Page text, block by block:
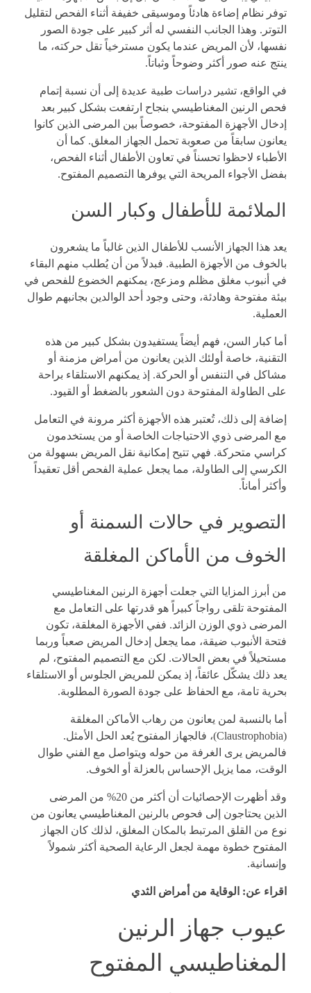
توفر نظام إضاءة هادئاً وموسيقى خفيفة أثناء الفحص لتقليل
التوتر. وهذا الجانب النفسي له أثر كبير على جودة الصور
نفسها، لأن المريض عندما يكون مسترخياً تقل حركته، ما
ينتج عنه صور أكثر وضوحاً وثباتاً.
في الواقع، تشير دراسات طبية عديدة إلى أن نسبة إتمام
فحص الرنين المغناطيسي بنجاح ارتفعت بشكل كبير بعد
إدخال الأجهزة المفتوحة، خصوصاً بين المرضى الذين كانوا
يعانون سابقاً من صعوبة تحمل الجهاز المغلق. كما أن
الأطباء لاحظوا تحسناً في تعاون الأطفال أثناء الفحص،
بفضل الأجواء المريحة التي يوفرها التصميم المفتوح.
الملائمة للأطفال وكبار السن
يعد هذا الجهاز الأنسب للأطفال الذين غالباً ما يشعرون
بالخوف من الأجهزة الطبية. فبدلاً من أن يُطلب منهم البقاء
في أنبوب مغلق مظلم ومزعج، يمكنهم الخضوع للفحص في
بيئة مفتوحة وهادئة، وحتى وجود أحد الوالدين بجانبهم طوال
العملية.
أما كبار السن، فهم أيضاً يستفيدون بشكل كبير من هذه
التقنية، خاصة أولئك الذين يعانون من أمراض مزمنة أو
مشاكل في التنفس أو الحركة. إذ يمكنهم الاستلقاء براحة
على الطاولة المفتوحة دون الشعور بالضغط أو القيود.
إضافة إلى ذلك، تُعتبر هذه الأجهزة أكثر مرونة في التعامل
مع المرضى ذوي الاحتياجات الخاصة أو من يستخدمون
كراسي متحركة. فهي تتيح إمكانية نقل المريض بسهولة من
الكرسي إلى الطاولة، مما يجعل عملية الفحص أقل تعقيداً
وأكثر أماناً.
التصوير في حالات السمنة أو
الخوف من الأماكن المغلقة
من أبرز المزايا التي جعلت أجهزة الرنين المغناطيسي
المفتوحة تلقى رواجاً كبيراً هو قدرتها على التعامل مع
المرضى ذوي الوزن الزائد. ففي الأجهزة المغلقة، تكون
فتحة الأنبوب ضيقة، مما يجعل إدخال المريض صعباً وربما
مستحيلاً في بعض الحالات. لكن مع التصميم المفتوح، لم
يعد ذلك يشكّل عائقاً، إذ يمكن للمريض الجلوس أو الاستلقاء
بحرية تامة، مع الحفاظ على جودة الصورة المطلوبة.
أما بالنسبة لمن يعانون من رهاب الأماكن المغلقة
(Claustrophobia)، فالجهاز المفتوح يُعد الحل الأمثل.
فالمريض يرى الغرفة من حوله ويتواصل مع الفني طوال
الوقت، مما يزيل الإحساس بالعزلة أو الخوف.
وقد أظهرت الإحصائيات أن أكثر من 20% من المرضى
الذين يحتاجون إلى فحوص بالرنين المغناطيسي يعانون من
نوع من القلق المرتبط بالمكان المغلق، لذلك كان الجهاز
المفتوح خطوة مهمة لجعل الرعاية الصحية أكثر شمولاً
وإنسانية.
اقراء عن: الوقاية من أمراض الثدي
عيوب جهاز الرنين
المغناطيسي المفتوح